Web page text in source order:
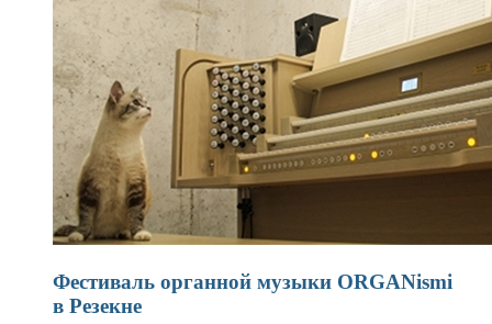
Фестиваль органной музыки ORGANismi
в Резекне